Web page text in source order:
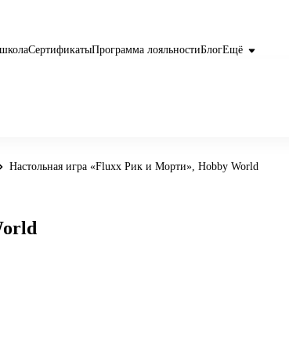
СертификатыПрограмма лояльностиБлогЕщё
Настольная игра «Fluхх Рик и Морти», Hobby World